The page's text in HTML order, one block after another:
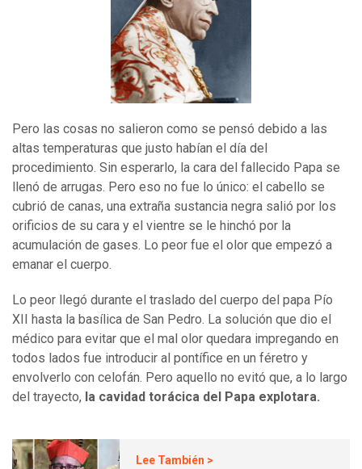
Pero las cosas no salieron como se pensó debido a las
altas temperaturas que justo habían el día del
procedimiento. Sin esperarlo, la cara del fallecido Papa se
llenó de arrugas. Pero eso no fue lo único: el cabello se
cubrió de canas, una extraña sustancia negra salió por los
orificios de su cara y el vientre se le hinchó por la
acumulación de gases. Lo peor fue el olor que empezó a
emanar el cuerpo.
Lo peor llegó durante el traslado del cuerpo del papa Pío
XII hasta la basílica de San Pedro. La solución que dio el
médico para evitar que el mal olor quedara impregando en
todos lados fue introducir al pontífice en un féretro y
envolverlo con celofán. Pero aquello no evitó que, a lo largo
del trayecto, la cavidad torácica del Papa explotara.
Lee También >